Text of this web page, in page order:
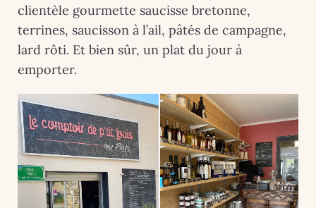
clientèle gourmette saucisse bretonne,
terrines, saucisson à l’ail, pâtés de campagne,
lard rôti. Et bien sûr, un plat du jour à
emporter.